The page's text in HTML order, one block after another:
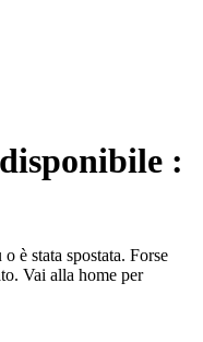
:
è stata spostata. Forse
Vai alla home per